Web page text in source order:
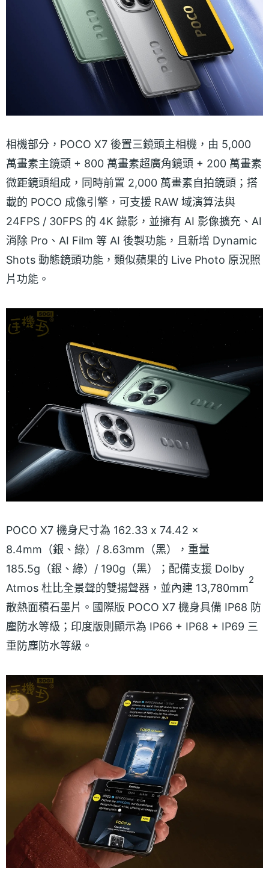
相機部分，POCO X7 後置三鏡頭主相機，由 5,000
萬畫素主鏡頭 + 800 萬畫素超廣角鏡頭 + 200 萬畫素
微距鏡頭組成，同時前置 2,000 萬畫素自拍鏡頭；搭
載的 POCO 成像引擎，可支援 RAW 域演算法與
24FPS / 30FPS 的 4K 錄影，並擁有 AI 影像擴充、AI
消除 Pro、AI Film 等 AI 後製功能，且新增 Dynamic
Shots 動態鏡頭功能，類似蘋果的 Live Photo 原況照
片功能。
POCO X7 機身尺寸為 162.33 x 74.42 x
8.4mm（銀、綠）/ 8.63mm（黑），重量
185.5g（銀、綠）/ 190g（黑）；配備支援 Dolby
Atmos 杜比全景聲的雙揚聲器，並內建 13,780mm
2
散熱面積石墨片。國際版 POCO X7 機身具備 IP68 防
塵防水等級；印度版則顯示為 IP66 + IP68 + IP69 三
重防塵防水等級。